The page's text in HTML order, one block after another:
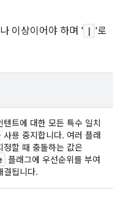
이상이어야 하며 ' | '로
텐트에 대한 모든 특수 일치
사용 중지합니다. 여러 플래
정할 때 충돌하는 값은
플래그에 우선순위를 부여
결됩니다.